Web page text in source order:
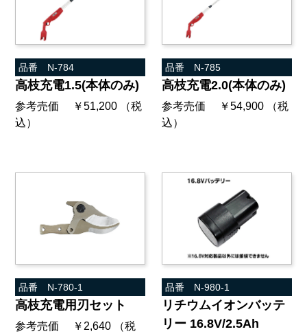
品番 N-784
高枝充電1.5(本体のみ)
参考売価 ￥51,200 （税
込）
品番 N-785
高枝充電2.0(本体のみ)
参考売価 ￥54,900 （税
込）
品番 N-780-1
高枝充電用刃セット
参考売価 ￥2,640 （税
品番 N-980-1
リチウムイオンバッテ
リー 16.8V/2.5Ah